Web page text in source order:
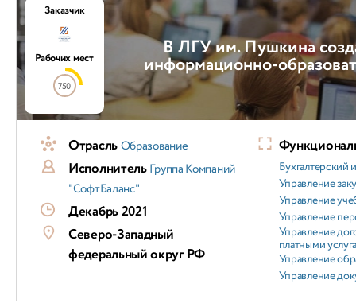
В ЛГУ им. Пушкина
информационно-
Заказчик
Рабочих мест
750
ОтрасльОбразование
ИсполнительГруппа Компаний
"СофтБаланс"
Декабрь 2021
Северо-Западный
федеральный округ РФ
Бухгалтерский
Управление
Управление
Управление
Управление
платными
Управление
Управление